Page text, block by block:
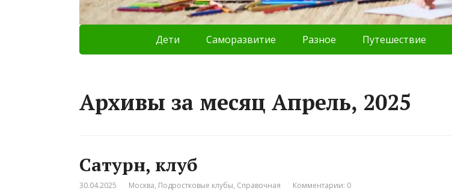
Дети Саморазвитие Разное Путешествие
Архивы за месяц Апрель, 2025
Сатурн, клуб
30.04.2025 Москва, Подростковые клубы, Справочная Комментарии: 0